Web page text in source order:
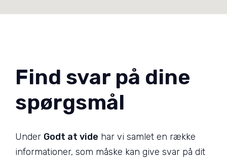
Find svar på dine
spørgsmål
Under Godt at vide har vi samlet en række
informationer, som måske kan give svar på dit